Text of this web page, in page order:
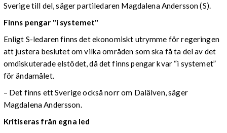
Sverige till del, säger partiledaren Magdalena Andersson (S).
Finns pengar "i systemet"
Enligt S-ledaren finns det ekonomiskt utrymme för regeringen
att justera beslutet om vilka områden som ska få ta del av det
omdiskuterade elstödet, då det finns pengar kvar “i systemet”
för ändamålet.
– Det finns ett Sverige också norr om Dalälven, säger
Magdalena Andersson.
Kritiseras från egna led